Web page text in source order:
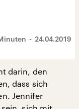
24.04.2019
darin, den
dass sich
Jennifer